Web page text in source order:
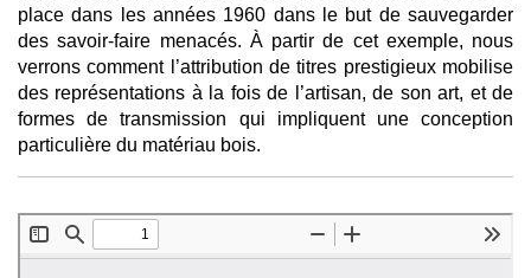
place dans les années 1960 dans le but de sauvegarder
des savoir-faire menacés. À partir de cet exemple, nous
verrons comment l’attribution de titres prestigieux mobilise
des représentations à la fois de l’artisan, de son art, et de
formes de transmission qui impliquent une conception
particulière du matériau bois.